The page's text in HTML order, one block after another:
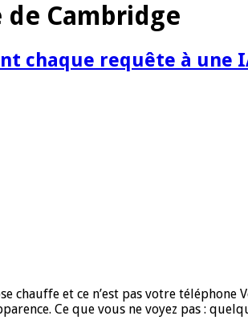
Cambridge
chaque requête à une
chauffe et ce n’est pas votre
Ce que vous ne voyez pas :